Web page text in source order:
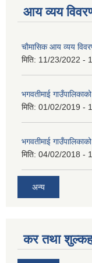
आय व्यय
चाैमासिक आय व्यय
मिति: 11/23/2022 -
भगवतीमाई
मिति: 01/02/2019 -
भगवतीमाई
मिति: 04/02/2018 -
अन्य
कर तथा